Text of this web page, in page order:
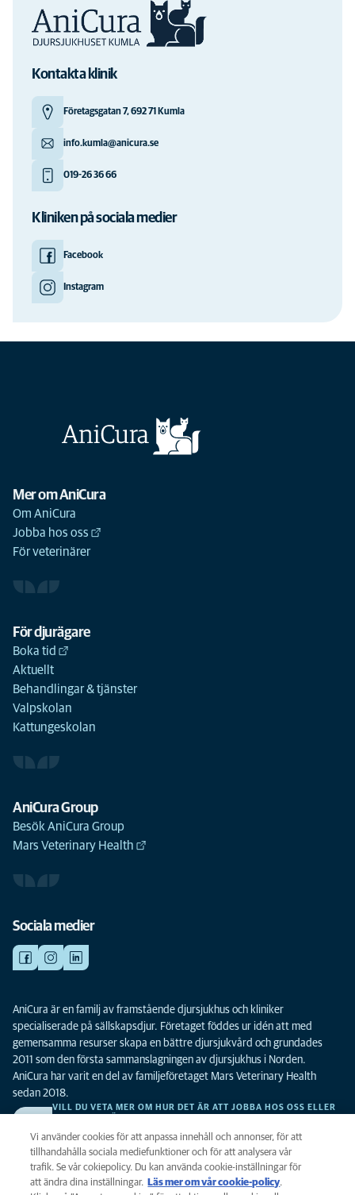
Kontakta klinik
Företagsgatan 7, 692 71 Kumla
info.kumla@anicura.se
019-26 36 66
Kliniken på sociala medier
Facebook
Instagram
Mer om AniCura
Om AniCura
Jobba hos oss
För veterinärer
För djurägare
Boka tid
Aktuellt
Behandlingar & tjänster
Valpskolan
Kattungeskolan
AniCura Group
Besök AniCura Group
Mars Veterinary Health
Sociala medier
AniCura är en familj av framstående djursjukhus och kliniker
specialiserade på sällskapsdjur. Företaget föddes ur idén att med
gemensamma resurser skapa en bättre djursjukvård och grundades
2011 som den första sammanslagningen av djursjukhus i Norden.
AniCura har varit en del av familjeföretaget Mars Veterinary Health
sedan 2018.
VILL DU VETA MER OM HUR DET ÄR ATT JOBBA HOS OSS ELLER
Vi använder cookies för att anpassa innehåll och annonser, för att
tillhandahålla sociala mediefunktioner och för att analysera vår
trafik. Se vår cokiepolicy. Du kan använda cookie-inställningar för
att ändra dina inställningar.
Läs mer om vår cookie-policy(opens in a
.